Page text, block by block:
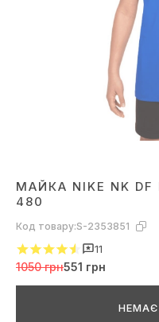
МАЙКА NIKE NK DF
480
Код товару:S-2353851
11
1050 грн551 грн
НЕМАЄ